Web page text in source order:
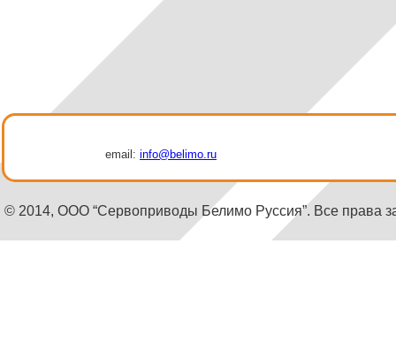
email: info@belimo.ru
© 2014, ООО “Сервоприводы Белимо Руссия”. Все права